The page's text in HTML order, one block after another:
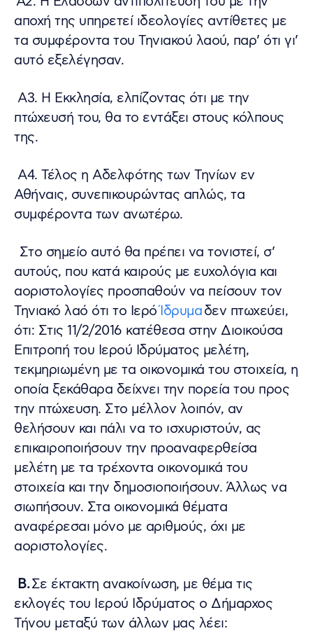
αποχή της υπηρετεί ιδεολογίες αντίθετες με
τα συμφέροντα του Τηνιακού λαού, παρ’ ότι γι’
αυτό εξελέγησαν.
Α3. Η Εκκλησία, ελπίζοντας ότι με την
πτώχευσή του, θα το εντάξει στους κόλπους
της.
Α4. Τέλος η Αδελφότης των Τηνίων εν
Αθήναις, συνεπικουρώντας απλώς, τα
συμφέροντα των ανωτέρω.
Στο σημείο αυτό θα πρέπει να τονιστεί, σ’
αυτούς, που κατά καιρούς με ευχολόγια και
αοριστολογίες προσπαθούν να πείσουν τον
Τηνιακό λαό ότι το ΙερόΊδρυμαδεν πτωχεύει,
ότι: Στις 11/2/2016 κατέθεσα στην Διοικούσα
Επιτροπή του Ιερού Ιδρύματος μελέτη,
τεκμηριωμένη με τα οικονομικά του στοιχεία, η
οποία ξεκάθαρα δείχνει την πορεία του προς
την πτώχευση. Στο μέλλον λοιπόν, αν
θελήσουν και πάλι να το ισχυριστούν, ας
επικαιροποιήσουν την προαναφερθείσα
μελέτη με τα τρέχοντα οικονομικά του
στοιχεία και την δημοσιοποιήσουν. Άλλως να
σιωπήσουν. Στα οικονομικά θέματα
αναφέρεσαι μόνο με αριθμούς, όχι με
αοριστολογίες.
Β.Σε έκτακτη ανακοίνωση, με θέμα τις
εκλογές του Ιερού Ιδρύματος ο Δήμαρχος
Τήνου μεταξύ των άλλων μας λέει: